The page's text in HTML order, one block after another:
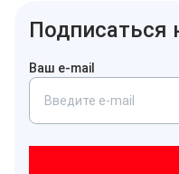
Подписаться
Ваш e-mail